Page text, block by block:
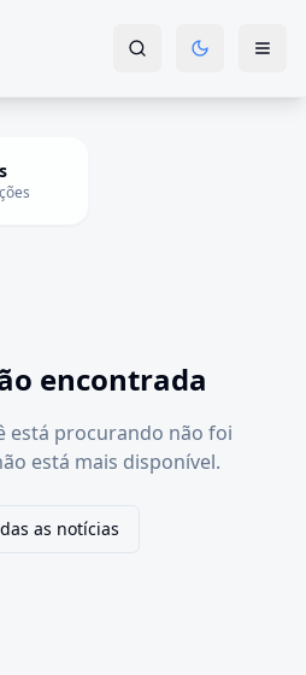
encontrada
está procurando não foi
está mais disponível.
as notícias